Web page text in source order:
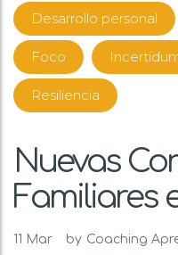
Desarrollo personal
Foco
Resiliencia
Nuevas
Familiares
11 Mar by Coaching